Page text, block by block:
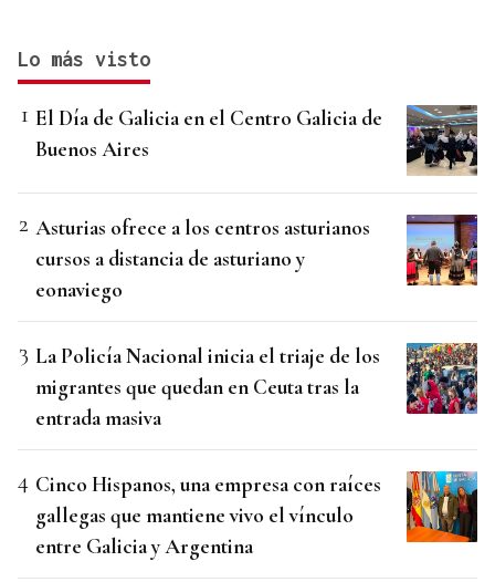
Lo más visto
El Día de Galicia en el Centro Galicia de
Buenos Aires
Asturias ofrece a los centros asturianos
cursos a distancia de asturiano y
eonaviego
La Policía Nacional inicia el triaje de los
migrantes que quedan en Ceuta tras la
entrada masiva
Cinco Hispanos, una empresa con raíces
gallegas que mantiene vivo el vínculo
entre Galicia y Argentina